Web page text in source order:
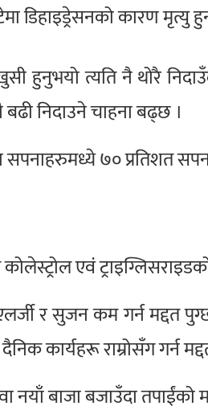
डिहाइड्रेसनको कारण मृत्यु
हुनुभयो त्यति नै थोरै
निदाउने चाहना बढ्छ ।
सपनाहरुमध्ये ७० प्रतिशत
एवं
र सुजन कम गर्न मद्दत
कार्यहरू राम्रोसँग गर्न
नयाँ बाजा बजाउँदा तपाईंको